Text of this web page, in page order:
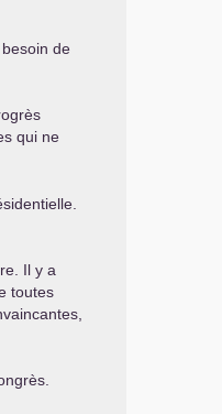
de
qui ne
Il y a
toutes